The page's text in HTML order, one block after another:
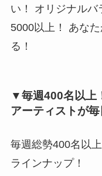
い！ オリジナル
5000以上！ あな
る！
▼毎週400名以上
アーティストが
毎週総勢400名以
ラインナップ！